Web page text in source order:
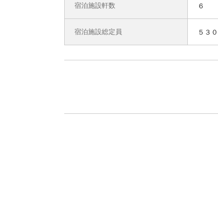
宿泊施設軒数 ６
宿泊施設総定員 ５３０